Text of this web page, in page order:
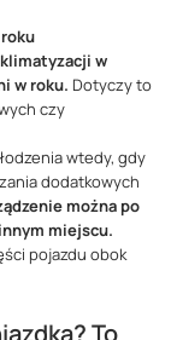
w
w roku. Dotyczy to
czy
wtedy, gdy
dodatkowych
można po
miejscu.
To